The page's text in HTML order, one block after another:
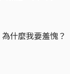
什麼我要羞愧？